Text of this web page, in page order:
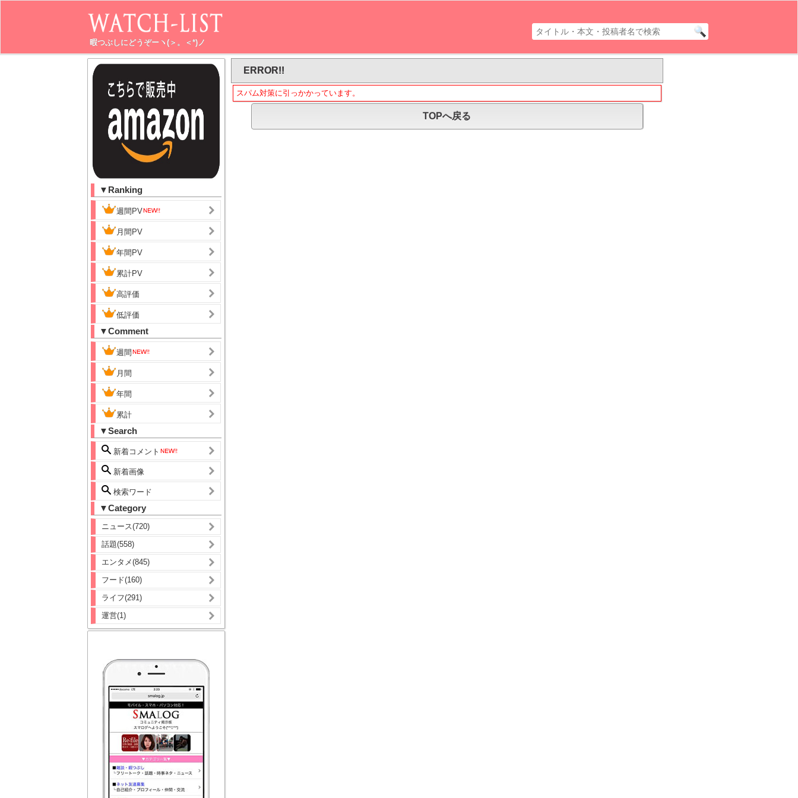
暇つぶしにどうぞーヽ(＞。＜*)ノ
▼Ranking
週間PV
月間PV
年間PV
累計PV
高評価
低評価
▼Comment
週間
月間
年間
累計
▼Search
新着コメント
新着画像
検索ワード
▼Category
ニュース(720)
話題(558)
エンタメ(845)
フード(160)
ライフ(291)
運営(1)
ERROR!!
スパム対策に引っかかっています。
TOPへ戻る